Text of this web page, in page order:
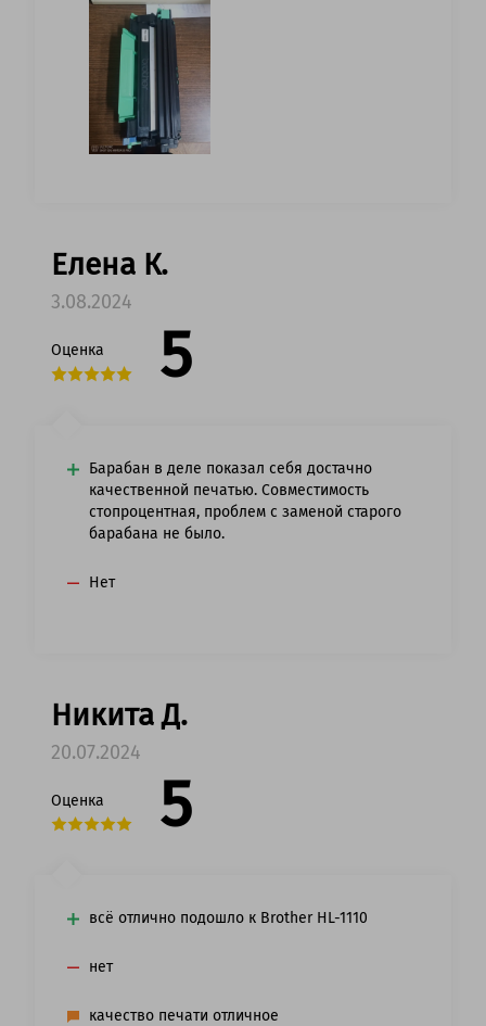
Елена К.
3.08.2024
Оценка 5
Барабан в деле показал себя достачно
качественной печатью. Совместимость
стопроцентная, проблем с заменой старого
барабана не было.
Нет
Никита Д.
20.07.2024
Оценка 5
всё отлично подошло к Brother HL-1110
нет
качество печати отличное